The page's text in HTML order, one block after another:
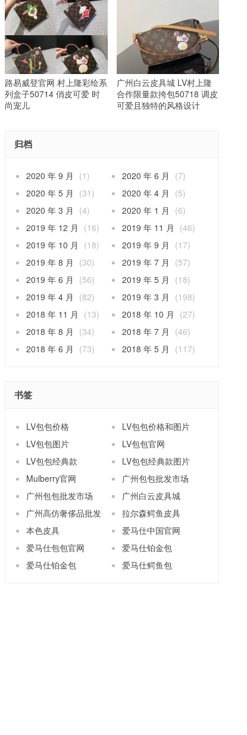
路易威登官网 村上隆彩绘系
列盒子50714 俏皮可爱 时
尚宠儿
广州白云皮具城 LV村上隆
合作限量款挎包50718 调皮
可爱且独特的风格设计
归档
2020 年 9 月 (1) 2020 年 6 月
(7)
2020 年 5 月
(31) 2020 年 4 月
(5)
2020 年 3 月
(4) 2020 年 1 月
(6)
2019 年 12 月
(16) 2019 年 11 月
(46)
2019 年 10 月
(18) 2019 年 9 月
(17)
2019 年 8 月
(30) 2019 年 7 月
(57)
2019 年 6 月
(56) 2019 年 5 月
(18)
2019 年 4 月
(82) 2019 年 3 月
(198)
2018 年 11 月
(13) 2018 年 10 月
(27)
2018 年 8 月
(34) 2018 年 7 月
(46)
2018 年 6 月
(73) 2018 年 5 月 (117)
书签
LV包包价格
LV包包价格和图片
LV包包图片
LV包包官网
LV包包经典款
LV包包经典款图片
Mulberry官网
广州包包批发市场
广州包包批发市场
广州白云皮具城
广州高仿奢侈品批发
拉尔森鳄鱼皮具
本色皮具
爱马仕中国官网
爱马仕包包官网
爱马仕铂金包
爱马仕铂金包
爱马仕鳄鱼包